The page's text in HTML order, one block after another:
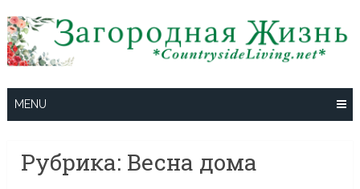
to
content
MENU
Рубрика: Весна дома